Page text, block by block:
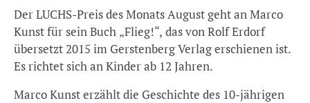
Der LUCHS-Preis des Monats August geht an Marco
Kunst für sein Buch „Flieg!“, das von Rolf Erdorf
übersetzt 2015 im Gerstenberg Verlag erschienen ist.
Es richtet sich an Kinder ab 12 Jahren.
Marco Kunst erzählt die Geschichte des 10-jährigen